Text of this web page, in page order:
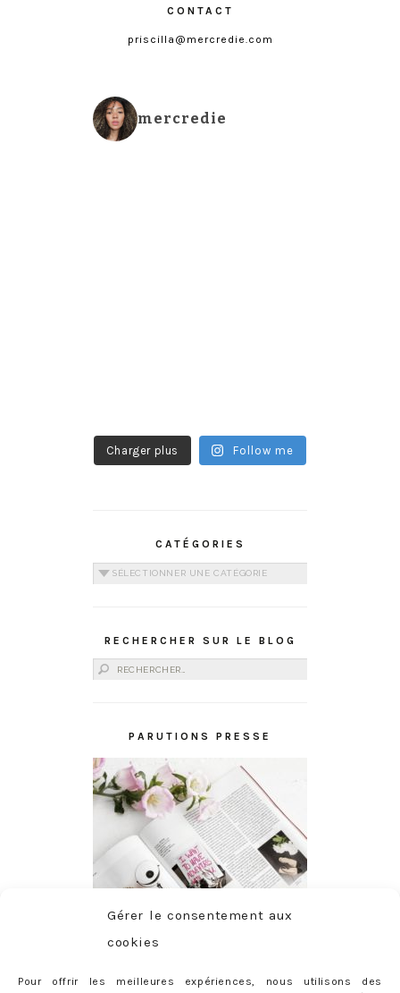
Gérer le consentement aux
cookies
Pour offrir les meilleures expériences, nous utilisons des
CONTACT
priscilla@mercredie.com
mercredie
Charger plus Follow me
CATÉGORIES
Catégories
RECHERCHER SUR LE BLOG
Rechercher :
PARUTIONS PRESSE